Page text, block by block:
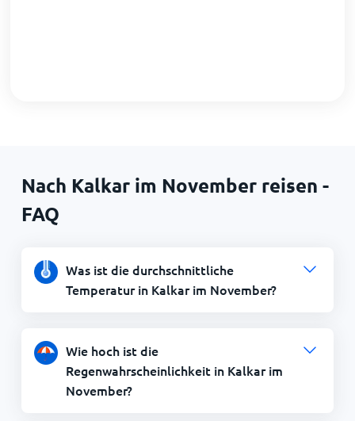
Nach Kalkar im November reisen -
FAQ
Was ist die durchschnittliche
Temperatur in Kalkar im November?
Wie hoch ist die
Regenwahrscheinlichkeit in Kalkar im
November?